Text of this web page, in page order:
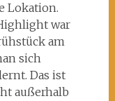
Lokation.
war
am
sich
Das ist
außerhalb